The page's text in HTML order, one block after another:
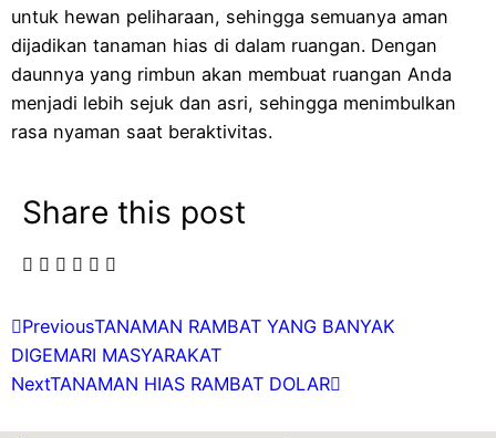
untuk hewan peliharaan, sehingga semuanya aman
dijadikan tanaman hias di dalam ruangan. Dengan
daunnya yang rimbun akan membuat ruangan Anda
menjadi lebih sejuk dan asri, sehingga menimbulkan
rasa nyaman saat beraktivitas.
Share this post
PreviousTANAMAN RAMBAT YANG BANYAK
DIGEMARI MASYARAKAT
NextTANAMAN HIAS RAMBAT DOLAR